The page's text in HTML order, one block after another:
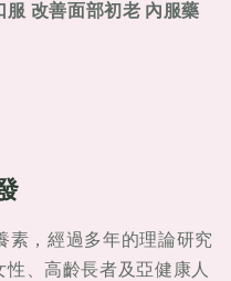
服 改善面部初老 內服藥
素，經過多年的理論研究
、高齡長者及亞健康人